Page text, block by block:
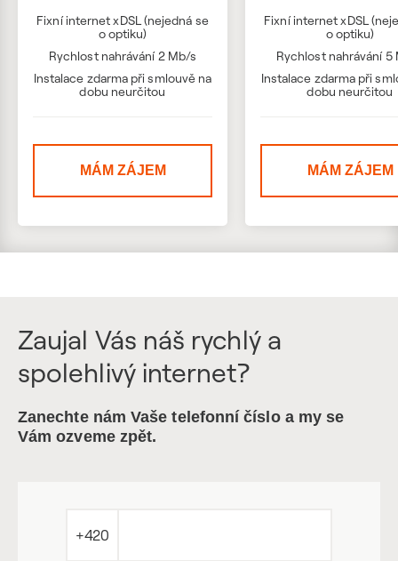
Fixní internet xDSL (nejedná se
o optiku)
Rychlost nahrávání 2 Mb/s
Instalace zdarma při smlouvě na
dobu neurčitou
MÁM ZÁJEM
Fixní internet xDSL
o optiku)
Rychlost nahrávání 5
Instalace zdarma při
dobu neurčitou
MÁM ZÁJEM
Zaujal Vás náš rychlý a
spolehlivý internet?
Zanechte nám Vaše telefonní číslo a my se
Vám ozveme zpět.
+420